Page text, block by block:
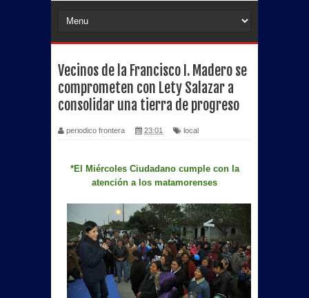
Vecinos de la Francisco I. Madero se
comprometen con Lety Salazar a
consolidar una tierra de progreso
periodico frontera 23:01 local
*El Miércoles Ciudadano cumple con la
atención a los matamorenses